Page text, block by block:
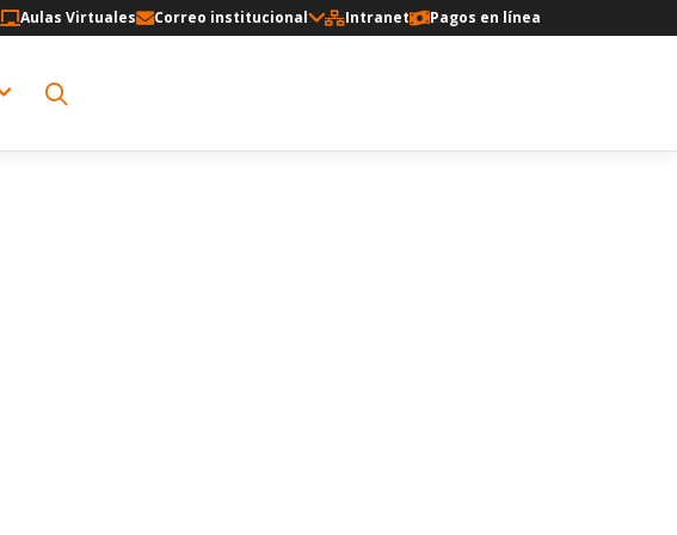
Aulas Virtuales Correo institucional Intranet Pagos en línea